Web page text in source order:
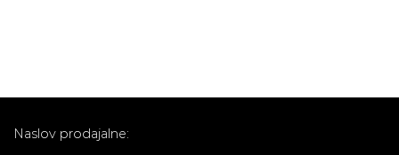
Naslov prodajalne: